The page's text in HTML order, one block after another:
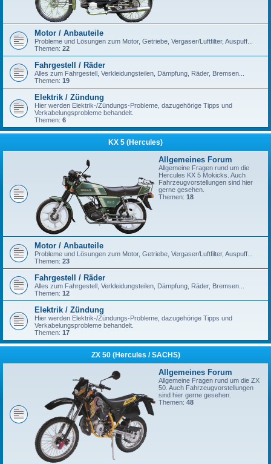
Motor / Anbauteile
Probleme und Lösungen zum Motor, Getriebe, Vergaser/Luftfilter, Auspuff...
Themen: 22
Fahrgestell / Räder
Alles zum Fahrgestell, Verkleidungsteilen, Dämpfung, Räder, Bremsen...
Themen: 19
Elektrik / Zündung
Hier werden Elektrik-/Zündungs-Probleme, dazugehörige Tipps und
Verkabelungsprobleme behandelt.
Themen: 6
KX 5 (Hercules)
Allgemeines Forum
Allgemeine Fragen rund um die
Hercules KX 5 Mokicks. Auch
Fahrzeugvorstellungen sind hier
gerne gesehen.
Themen: 18
Motor / Anbauteile
Probleme und Lösungen zum Motor, Getriebe, Vergaser/Luftfilter, Auspuff...
Themen: 23
Fahrgestell / Räder
Alles zum Fahrgestell, Verkleidungsteilen, Dämpfung, Räder, Bremsen...
Themen: 12
Elektrik / Zündung
Hier werden Elektrik-/Zündungs-Probleme, dazugehörige Tipps und
Verkabelungsprobleme behandelt.
Themen: 17
ZX 50 (Hercules / SACHS)
Allgemeines Forum
Allgemeine Fragen rund um die ZX
50. Auch Fahrzeugvorstellungen
sind hier gerne gesehen.
Themen: 48